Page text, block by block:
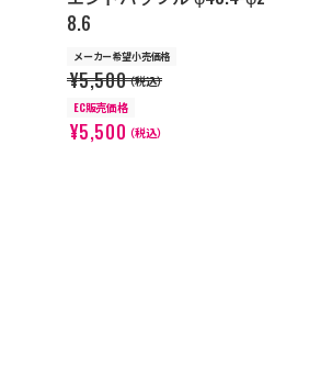
8.6
メーカー希望小売価格
¥5,500（税込）
EC販売価格
¥5,500（税込）